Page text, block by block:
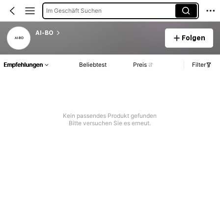
Im Geschäft Suchen
AI-BO
Folgen
Empfehlungen Beliebtest Preis Filter
Kein passendes Produkt gefunden
Bitte versuchen Sie es erneut.